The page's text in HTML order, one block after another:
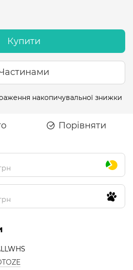
Купити
накопичувальної знижки
Порівняти